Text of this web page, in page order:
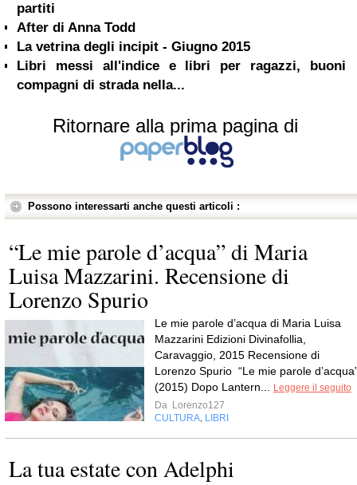
partiti
After di Anna Todd
La vetrina degli incipit - Giugno 2015
Libri messi all'indice e libri per ragazzi, buoni
compagni di strada nella...
Ritornare alla prima pagina di
Possono interessarti anche questi articoli :
“Le mie parole d’acqua” di Maria
Luisa Mazzarini. Recensione di
Lorenzo Spurio
Le mie parole d’acqua di Maria Luisa
Mazzarini Edizioni Divinafollia,
Caravaggio, 2015 Recensione di
Lorenzo Spurio “Le mie parole
(2015) Dopo Lantern...
Leggere il seguito
Da Lorenzo127
CULTURA LIBRI
La tua estate con Adelphi